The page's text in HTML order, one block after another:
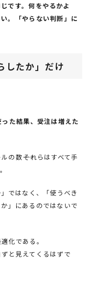
です。何をやるかよ
。「やらない判断」に
したか」だけ
た結果、受注は増えた
数――それらはすべて手
ではなく、「使うべき
」にあるのではないで
化である。
と見えてくるはずで